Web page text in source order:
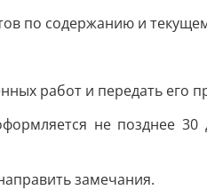
по содержанию и
работ и передать его
не позднее
замечания.